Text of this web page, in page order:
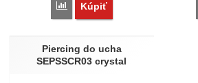
Porovnať
Kúpiť
Piercing do ucha
SEPSSCR03 crystal